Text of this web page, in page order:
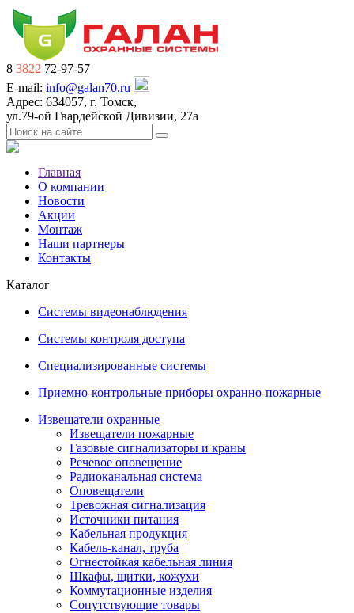
8 3822 72-97-57
E-mail: info@galan70.ru
Адрес: 634057, г. Томск,
ул.79-ой Гвардейской Дивизии, 27а
Главная
О компании
Новости
Акции
Монтаж
Наши партнеры
Контакты
Каталог
Системы видеонаблюдения
Системы контроля доступа
Специализированные системы
Приемно-контрольные приборы охранно-пожарные
Извещатели охранные
Извещатели пожарные
Газовые сигнализаторы и краны
Речевое оповещение
Радиоканальная система
Оповещатели
Тревожная сигнализация
Источники питания
Кабельная продукция
Кабель-канал, труба
Огнестойкая кабельная линия
Шкафы, щитки, кожухи
Коммутационные изделия
Сопутствующие товары